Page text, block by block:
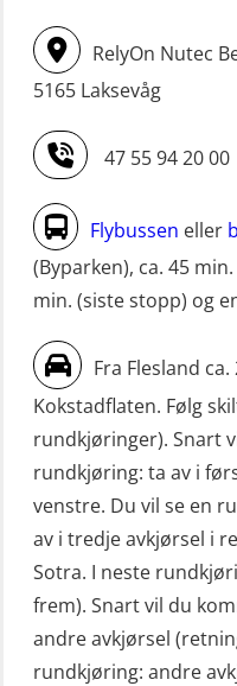
Livbåtfører
m/E-læring
Livbåtfører
(OSE1471)
Livbåtfører
FF1200
Livbåtfører
FF1200
Livbåtfører
FF48 og
Livbåtfører
Livbåtfører
Livbåtfører
(OSE1361)
(MSE113)
STCW
(MBS124)
STCW
(MBS125)
Sjøfolk med
(MBS1191)
VHF / SRC 2
for
RelyOn Nutec
5165 Laksevåg
47 55 94 20 00
Flybussen eller
(Byparken), ca. 45
min. (siste stopp) og
Fra Flesland
Kokstadflaten. Følg
rundkjøringer). Snart
rundkjøring: ta av i
venstre. Du vil se en
av i tredje avkjørsel i
Sotra. I neste
frem). Snart vil du
andre avkjørsel
rundkjøring: andre